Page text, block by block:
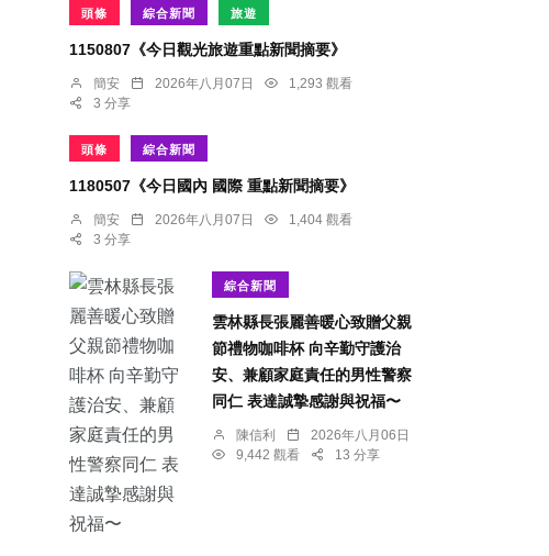
頭條 綜合新聞 旅遊
1150807《今日觀光旅遊重點新聞摘要》
簡安 2026年八月07日
1,293 觀看
3 分享
頭條 綜合新聞
1180507《今日國內 國際 重點新聞摘要》
簡安 2026年八月07日
1,404 觀看
3 分享
綜合新聞
雲林縣長張麗善暖心致贈父親
節禮物咖啡杯 向辛勤守護治
安、兼顧家庭責任的男性警察
同仁 表達誠摯感謝與祝福〜
陳信利
2026年八月06日
9,442 觀看
13 分享